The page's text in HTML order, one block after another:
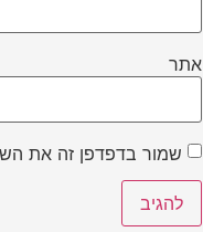
אתר
שמור בדפדפן זה את